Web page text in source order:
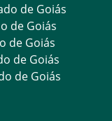
de Goiás
de Goiás
de Goiás
de Goiás
de Goiás